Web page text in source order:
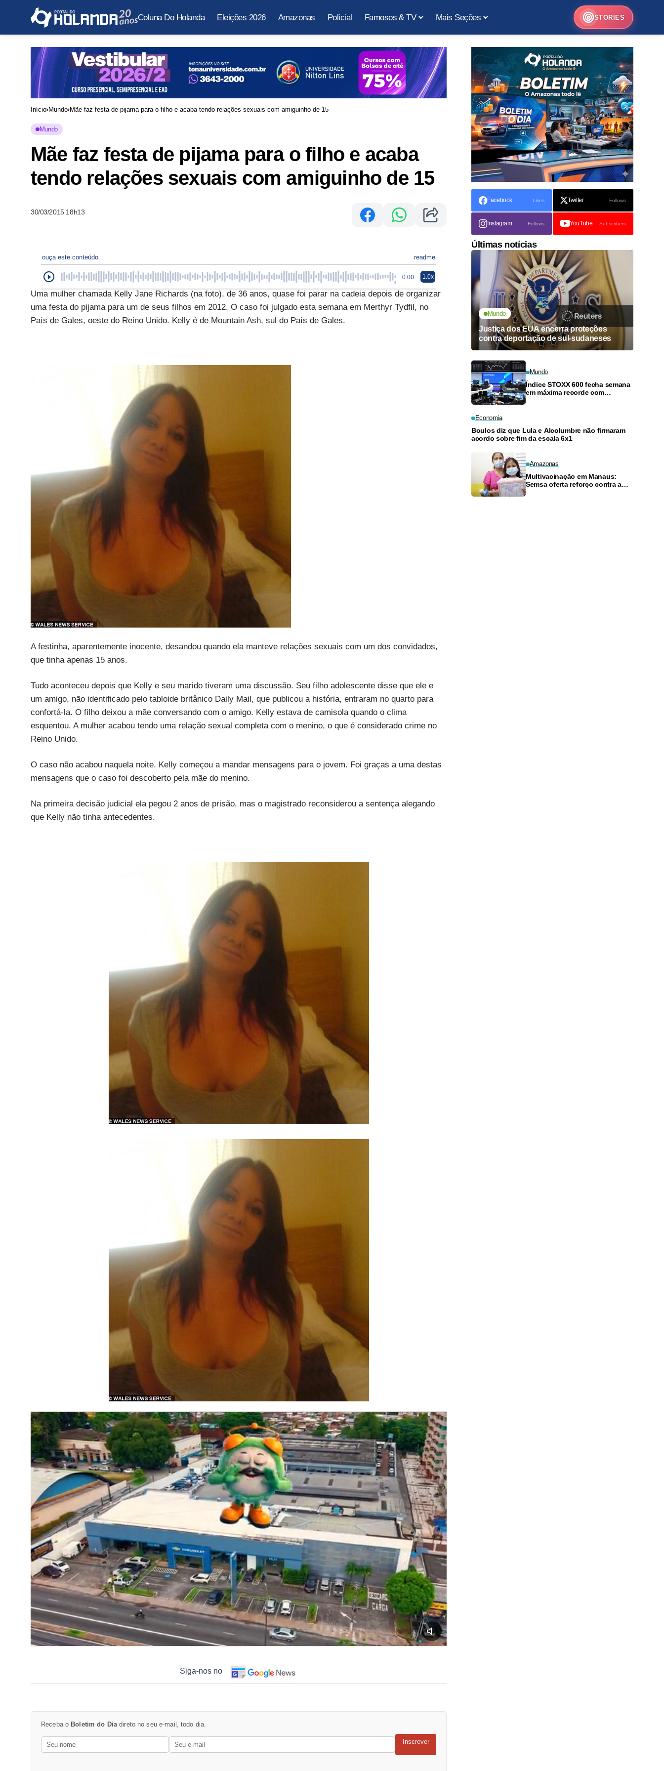
Coluna Do Holanda Eleições 2026 Amazonas Policial Famosos & TV Mais Seções STORIES
Início Mundo Mãe faz festa de pijama para o filho e acaba tendo relações sexuais com amiguinho de 15
Mundo
Mãe faz festa de pijama para o filho e acaba
tendo relações sexuais com amiguinho de 15
30/03/2015 18h13
ouça este conteúdo readme
0:00 1.0x
Uma mulher chamada Kelly Jane Richards (na foto), de 36 anos, quase foi parar na cadeia depois de organizar
uma festa do pijama para um de seus filhos em 2012. O caso foi julgado esta semana em Merthyr Tydfil, no
País de Gales, oeste do Reino Unido. Kelly é de Mountain Ash, sul do País de Gales.
A festinha, aparentemente inocente, desandou quando ela manteve relações sexuais com um dos convidados,
que tinha apenas 15 anos.
Tudo aconteceu depois que Kelly e seu marido tiveram uma discussão. Seu filho adolescente disse que ele e
um amigo, não identificado pelo tabloide britânico Daily Mail, que publicou a história, entraram no quarto para
confortá-la. O filho deixou a mãe conversando com o amigo. Kelly estava de camisola quando o clima
esquentou. A mulher acabou tendo uma relação sexual completa com o menino, o que é considerado crime no
Reino Unido.
O caso não acabou naquela noite. Kelly começou a mandar mensagens para o jovem. Foi graças a uma destas
mensagens que o caso foi descoberto pela mãe do menino.
Na primeira decisão judicial ela pegou 2 anos de prisão, mas o magistrado reconsiderou a sentença alegando
que Kelly não tinha antecedentes.
Siga-nos no
Receba o Boletim do Diadireto no seu e-mail, todo dia.
Inscrever
Facebook Likes Twitter Follows
Instagram Follows YouTube Subscribers
Últimas notícias
Mundo
Justiça dos EUA encerra proteções
contra deportação de sul-sudaneses
Mundo
Índice STOXX 600 fecha semana
em máxima recorde com
Economia
Boulos diz que Lula e Alcolumbre não firmaram
acordo sobre fim da escala 6x1
Amazonas
Multivacinação em Manaus:
Semsa oferta reforço contra a